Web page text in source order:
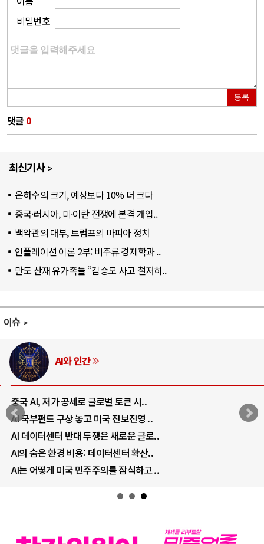
비밀번호
등록
댓글 0
최신기사
은하수의 크기, 예상보다 10% 더 크다
중국·러시아, 미·이란 전쟁에 본격 개입..
백악관의 대부, 트럼프의 마피아 정치
인플레이션 이론 2부: 비주류 경제학과 ..
만도 산재 유가족들 “김승모 사고 철저히..
이슈
AI와 인간
중국 AI, 저가 공세로 글로벌 토큰 시..
AI 국부펀드 구상 놓고 미국 진보진영 ..
AI 데이터센터 반대 투쟁은 새로운 글로..
AI의 숨은 환경 비용: 데이터센터 확산..
AI는 어떻게 미국 민주주의를 잠식하고 ..